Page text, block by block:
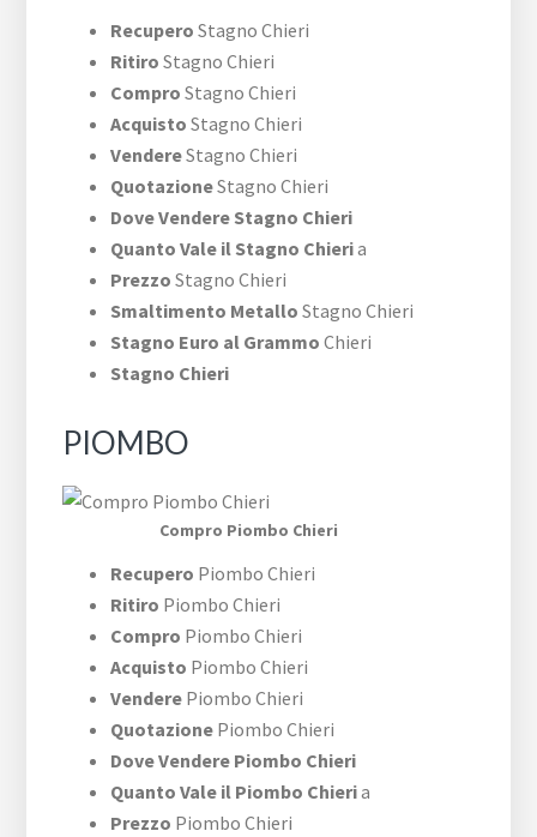
RecuperoStagno Chieri
Ritiro Stagno Chieri
Compro Stagno Chieri
Acquisto Stagno Chieri
VendereStagno Chieri
QuotazioneStagno Chieri
Dove Vendere Stagno Chieri
Quanto Vale il Stagno Chieria
Prezzo Stagno Chieri
Smaltimento Metallo Stagno Chieri
Stagno Euro al Grammo Chieri
Stagno Chieri
PIOMBO
Compro Piombo Chieri
Recupero Piombo Chieri
Ritiro Piombo Chieri
Compro Piombo Chieri
Acquisto Piombo Chieri
Vendere Piombo Chieri
Quotazione Piombo Chieri
Dove Vendere Piombo Chieri
Quanto Vale il Piombo Chieria
Prezzo Piombo Chieri